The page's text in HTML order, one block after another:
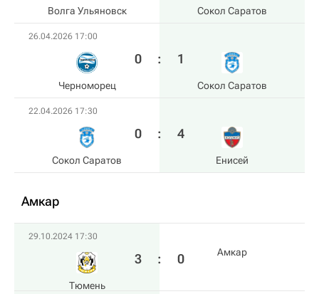
Волга Ульяновск Сокол Саратов
26.04.2026 17:00
Черноморец
0 : 1
Сокол Саратов
22.04.2026 17:30
Сокол Саратов
0 : 4
Енисей
Амкар
29.10.2024 17:30
Тюмень
3 : 0 Амкар